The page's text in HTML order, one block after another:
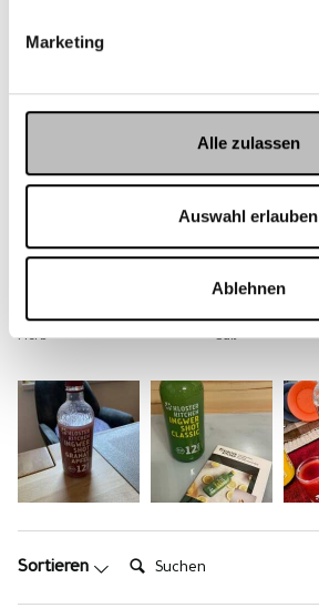
Marketing
Alle zulassen
Auswahl erlauben
Ablehnen
Basierend auf 2,149 Bewertungen
Herb Süß
Sortieren
Suchen: